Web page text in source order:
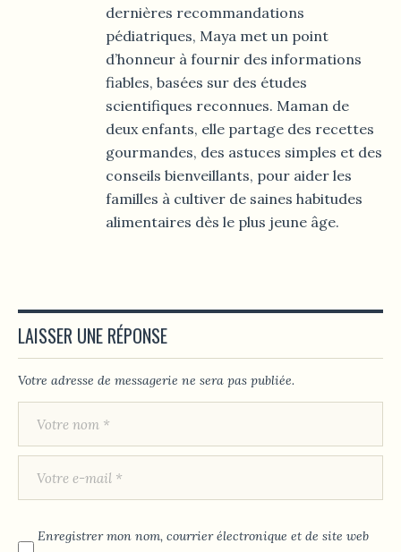
dernières recommandations
pédiatriques, Maya met un point
d’honneur à fournir des informations
fiables, basées sur des études
scientifiques reconnues. Maman de
deux enfants, elle partage des recettes
gourmandes, des astuces simples et des
conseils bienveillants, pour aider les
familles à cultiver de saines habitudes
alimentaires dès le plus jeune âge.
LAISSER UNE RÉPONSE
Votre adresse de messagerie ne sera pas publiée.
Enregistrer mon nom, courrier électronique et de site web